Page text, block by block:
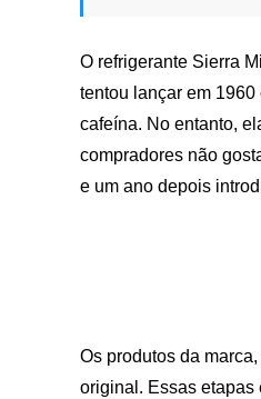
O refrigerante Sierra
tentou lançar em
cafeína. No entanto,
compradores não
e um ano depois
Os produtos da
original. Essas etapas